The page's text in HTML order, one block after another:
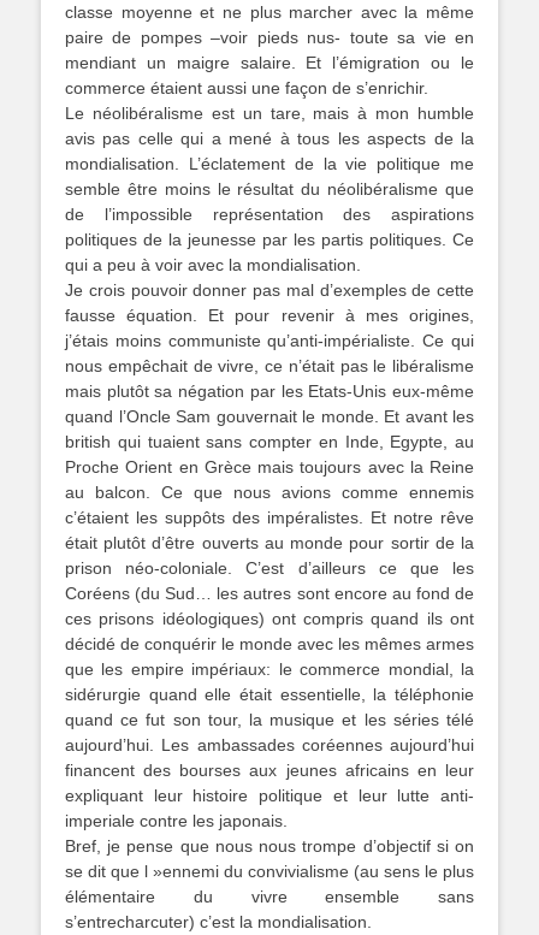
classe moyenne et ne plus marcher avec la même
paire de pompes –voir pieds nus- toute sa vie en
mendiant un maigre salaire. Et l’émigration ou le
commerce étaient aussi une façon de s’enrichir.
Le néolibéralisme est un tare, mais à mon humble
avis pas celle qui a mené à tous les aspects de la
mondialisation. L’éclatement de la vie politique me
semble être moins le résultat du néolibéralisme que
de l’impossible représentation des aspirations
politiques de la jeunesse par les partis politiques. Ce
qui a peu à voir avec la mondialisation.
Je crois pouvoir donner pas mal d’exemples de cette
fausse équation. Et pour revenir à mes origines,
j’étais moins communiste qu’anti-impérialiste. Ce qui
nous empêchait de vivre, ce n’était pas le libéralisme
mais plutôt sa négation par les Etats-Unis eux-même
quand l’Oncle Sam gouvernait le monde. Et avant les
british qui tuaient sans compter en Inde, Egypte, au
Proche Orient en Grèce mais toujours avec la Reine
au balcon. Ce que nous avions comme ennemis
c’étaient les suppôts des impéralistes. Et notre rêve
était plutôt d’être ouverts au monde pour sortir de la
prison néo-coloniale. C’est d’ailleurs ce que les
Coréens (du Sud… les autres sont encore au fond de
ces prisons idéologiques) ont compris quand ils ont
décidé de conquérir le monde avec les mêmes armes
que les empire impériaux: le commerce mondial, la
sidérurgie quand elle était essentielle, la téléphonie
quand ce fut son tour, la musique et les séries télé
aujourd’hui. Les ambassades coréennes aujourd’hui
financent des bourses aux jeunes africains en leur
expliquant leur histoire politique et leur lutte anti-
imperiale contre les japonais.
Bref, je pense que nous nous trompe d’objectif si on
se dit que l »ennemi du convivialisme (au sens le plus
élémentaire du vivre ensemble sans
s’entrecharcuter) c’est la mondialisation.